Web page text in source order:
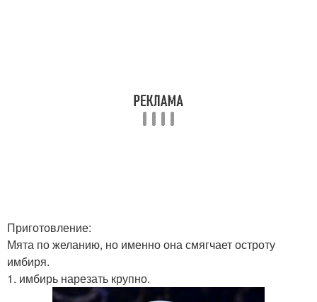
Приготовление:
Мята по желанию, но именно она смягчает остроту
имбиря.
1. имбирь нарезать крупно.